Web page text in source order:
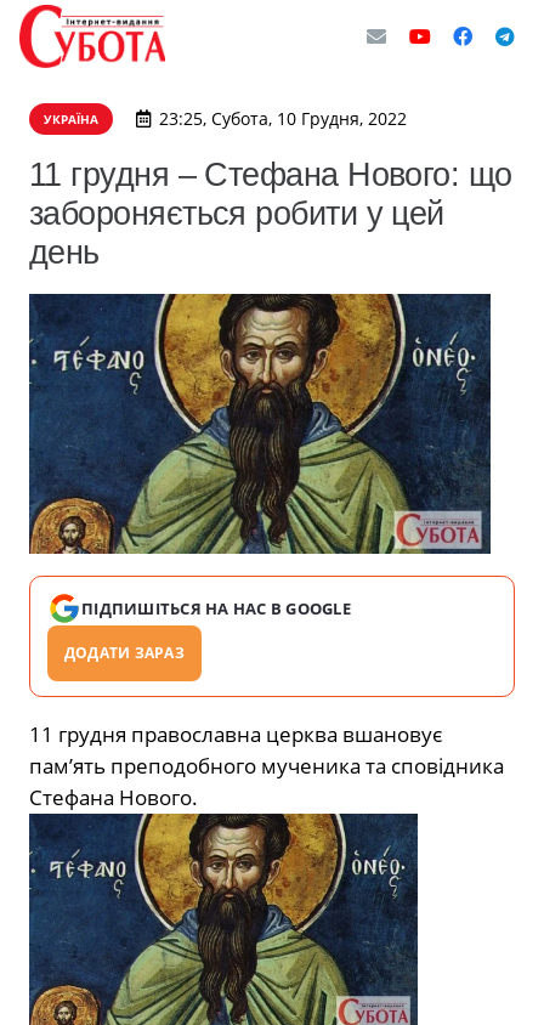
УКРАЇНА 23:25, Субота, 10 Грудня, 2022
11 грудня – Стефана Нового: що
забороняється робити у цей
день
ПІДПИШІТЬСЯ НА НАС В GOOGLE
ДОДАТИ ЗАРАЗ
11 грудня православна церква вшановує
пам’ять преподобного мученика та сповідника
Стефана Нового.